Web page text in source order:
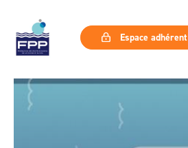
Espace adhérent